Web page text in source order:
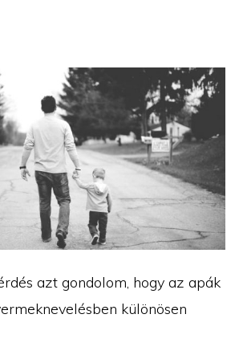
azt gondolom, hogy az apák
különösen